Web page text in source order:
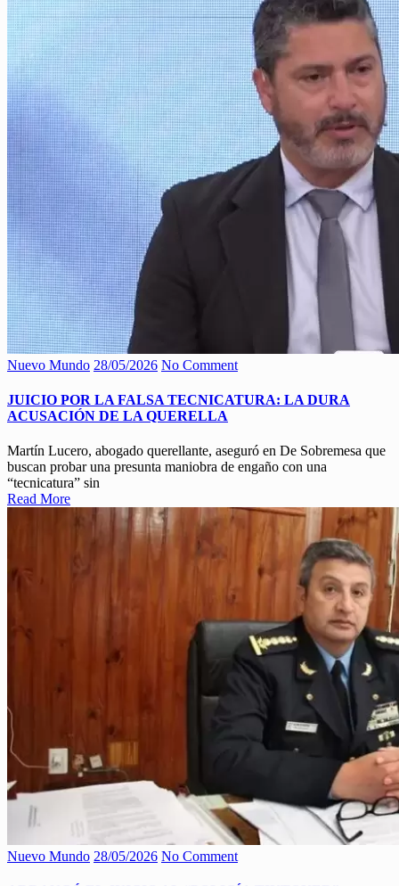
Nuevo Mundo 28/05/2026 No Comment
JUICIO POR LA FALSA TECNICATURA: LA DURA
ACUSACIÓN DE LA QUERELLA
Martín Lucero, abogado querellante, aseguró en De Sobremesa que
buscan probar una presunta maniobra de engaño con una
“tecnicatura” sin
Read More
Nuevo Mundo 28/05/2026 No Comment